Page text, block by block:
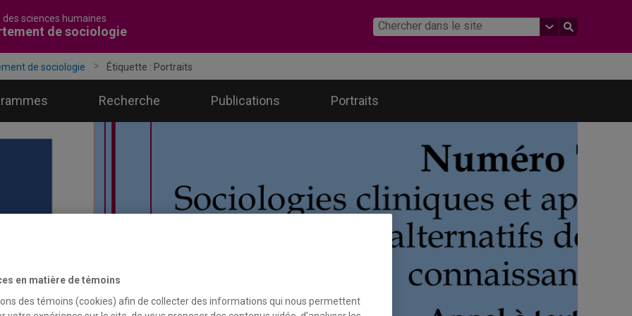
des sciences humaines
de sociologie
de sociologie Étiquette : Portraits
Recherche Publications Portraits
en matière de témoins
des témoins (cookies) afin de collecter des informations qui nous permettent